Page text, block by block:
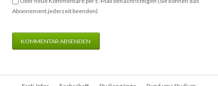
Abonnement jederzeit beenden)
KOMMENTAR ABSENDEN
Navigation